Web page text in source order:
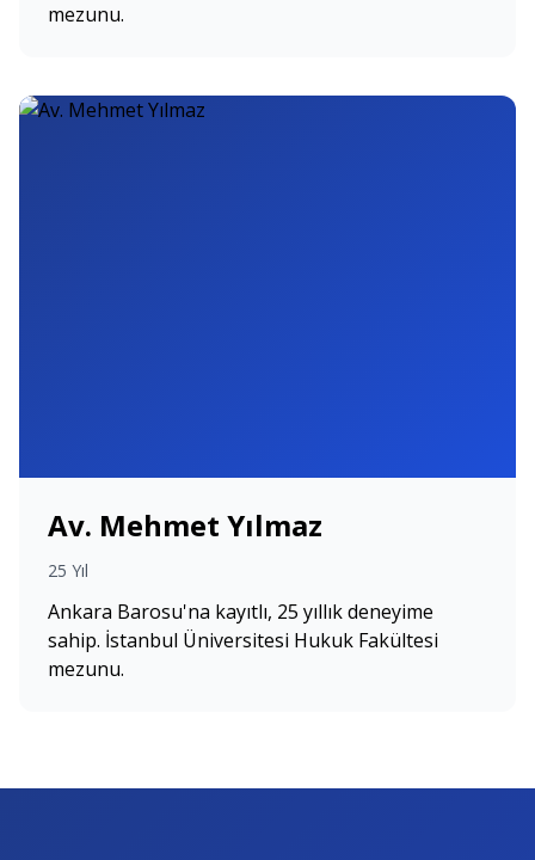
mezunu.
Av. Mehmet Yılmaz
25 Yıl
Ankara Barosu'na kayıtlı, 25 yıllık deneyime
sahip. İstanbul Üniversitesi Hukuk Fakültesi
mezunu.